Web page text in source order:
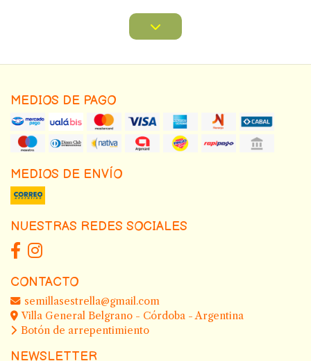
MEDIOS DE PAGO
MEDIOS DE ENVÍO
NUESTRAS REDES SOCIALES
CONTACTO
semillasestrella@gmail.com
Villa General Belgrano - Córdoba - Argentina
Botón de arrepentimiento
NEWSLETTER